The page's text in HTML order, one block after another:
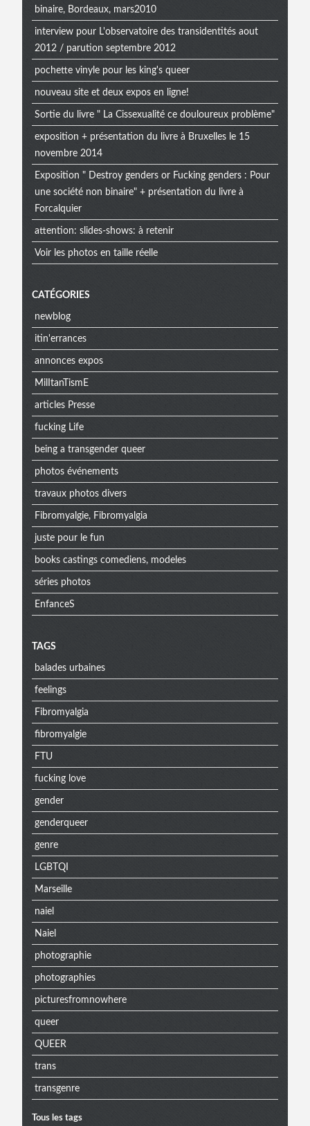
binaire, Bordeaux, mars2010
interview pour L'observatoire des transidentités aout
2012 / parution septembre 2012
pochette vinyle pour les king's queer
nouveau site et deux expos en ligne!
Sortie du livre " La Cissexualité ce douloureux problème"
exposition + présentation du livre à Bruxelles le 15
novembre 2014
Exposition " Destroy genders or Fucking genders : Pour
une société non binaire" + présentation du livre à
Forcalquier
attention: slides-shows: à retenir
Voir les photos en taille réelle
CATÉGORIES
newblog
itin'errances
annonces expos
MilItanTismE
articles Presse
fucking Life
being a transgender queer
photos événements
travaux photos divers
Fibromyalgie, Fibromyalgia
juste pour le fun
books castings comediens, modeles
séries photos
EnfanceS
Menu
extra
TAGS
balades urbaines
feelings
Fibromyalgia
fibromyalgie
FTU
fucking love
gender
genderqueer
genre
LGBTQI
Marseille
naiel
Naiel
photographie
photographies
picturesfromnowhere
queer
QUEER
trans
transgenre
Tous les tags